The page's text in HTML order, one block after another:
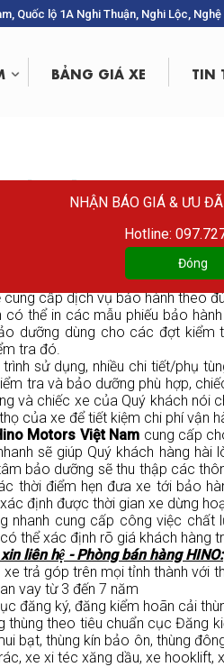
Quốc lộ 1A Nghi Thuận, Nghi Lộc, Nghệ
BẢNG GIÁ XE TIN
phụ tùng : DỊCH
MIỀN TRUNG của Quý khách được
bảo
HINO MIỀN TRUNGcủaQuý
cấp dịch vụ bảo hành theo
có thể in các mẫu phiếu bảo
dưỡng dùng cho các đợt kiểm
tra đó.
sử dụng, nhiều chi tiết/phụ
tra và bảo dưỡng phù hợp,
và chiếc xe của Quý khách nói
của xe để tiết kiệm chi phí vận
Motors Việt Nam cung cấp
sẽ giúp Quý khách hàng hài
bảo dưỡng sẽ thu thập các
thời điểm hẹn đưa xe tới bảo
định được thời gian xe dừng
nhanh cung cấp công việc chất
thể xác định rõ giá khách
liên hệ - Phòng bán hàng HINO:
xe trả góp trên mọi tỉnh thành với
vay từ 3 đến 7 năm
đăng ký, đăng kiểm hoãn cải
thùng theo tiêu chuẩn cục Đăng
bạt, thùng kín bảo ôn, thùng
xe xi téc xăng dầu, xe hooklift,
NHẬN BÁO GIÁ & ƯU
Hotline:
Đóng